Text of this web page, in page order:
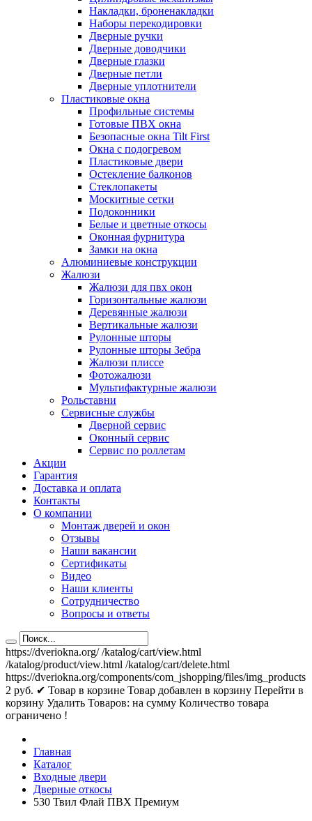
Накладки, броненакладки
Наборы перекодировки
Дверные ручки
Дверные доводчики
Дверные глазки
Дверные петли
Дверные уплотнители
Пластиковые окна
Профильные системы
Готовые ПВХ окна
Безопасные окна Tilt First
Окна с подогревом
Пластиковые двери
Остекление балконов
Стеклопакеты
Москитные сетки
Подоконники
Белые и цветные откосы
Оконная фурнитура
Замки на окна
Алюминиевые конструкции
Жалюзи
Жалюзи для пвх окон
Горизонтальные жалюзи
Деревянные жалюзи
Вертикальные жалюзи
Рулонные шторы
Рулонные шторы Зебра
Жалюзи плиссе
Фотожалюзи
Мультифактурные жалюзи
Рольставни
Сервисные службы
Дверной сервис
Оконный сервис
Сервис по роллетам
Акции
Гарантия
Доставка и оплата
Контакты
О компании
Монтаж дверей и окон
Отзывы
Наши вакансии
Сертификаты
Видео
Наши клиенты
Сотрудничество
Вопросы и ответы
https://dveriokna.org/ /katalog/cart/view.html
/katalog/product/view.html /katalog/cart/delete.html
https://dveriokna.org/components/com_jshopping/files/img_products
2 руб. ✔ Товар в корзине Товар добавлен в корзину Перейти в
корзину Удалить Товаров: на сумму Количество товара
ограничено !
Главная
Каталог
Входные двери
Дверные откосы
530 Твил Флай ПВХ Премиум